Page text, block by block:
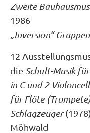
Zweite
1986
„Inversion“
12
die Schult-Musik
in C und 2
für Flöte
Schlagzeuger
Möhwald